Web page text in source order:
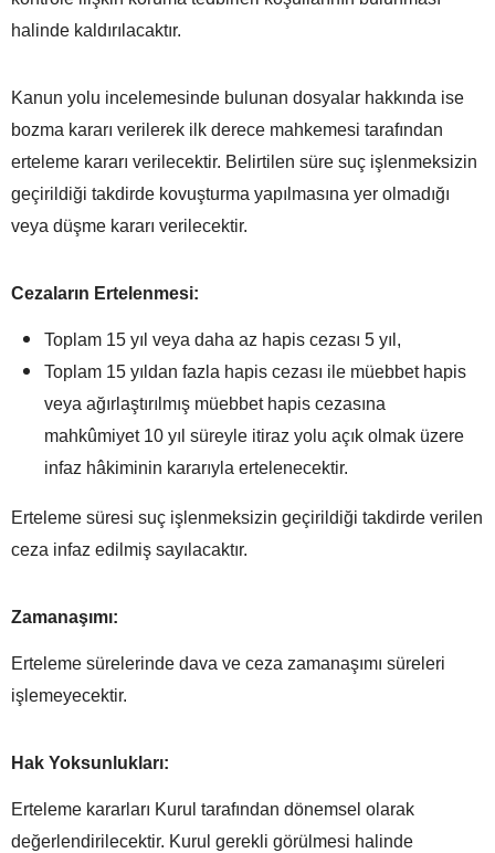
halinde kaldırılacaktır.
Kanun yolu incelemesinde bulunan dosyalar hakkında ise
bozma kararı verilerek ilk derece mahkemesi tarafından
erteleme kararı verilecektir. Belirtilen süre suç işlenmeksizin
geçirildiği takdirde kovuşturma yapılmasına yer olmadığı
veya düşme kararı verilecektir.
Cezaların Ertelenmesi:
Toplam 15 yıl veya daha az hapis cezası 5 yıl,
Toplam 15 yıldan fazla hapis cezası ile müebbet hapis
veya ağırlaştırılmış müebbet hapis cezasına
mahkûmiyet 10 yıl süreyle itiraz yolu açık olmak üzere
infaz hâkiminin kararıyla ertelenecektir.
Erteleme süresi suç işlenmeksizin geçirildiği takdirde verilen
ceza infaz edilmiş sayılacaktır.
Zamanaşımı:
Erteleme sürelerinde dava ve ceza zamanaşımı süreleri
işlemeyecektir.
Hak Yoksunlukları:
Erteleme kararları Kurul tarafından dönemsel olarak
değerlendirilecektir. Kurul gerekli görülmesi halinde